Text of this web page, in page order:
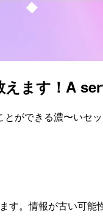
えます！A
ができる濃〜いセ
。情報が古い可能